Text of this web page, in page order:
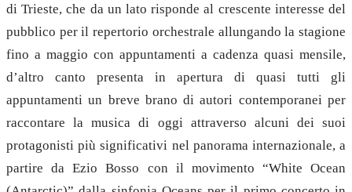
di Trieste, che da un lato risponde al crescente interesse del
pubblico per il repertorio orchestrale allungando la stagione
fino a maggio con appuntamenti a cadenza quasi mensile,
d’altro canto presenta in apertura di quasi tutti gli
appuntamenti un breve brano di autori contemporanei per
raccontare la musica di oggi attraverso alcuni dei suoi
protagonisti più significativi nel panorama internazionale, a
partire da Ezio Bosso con il movimento “White Ocean